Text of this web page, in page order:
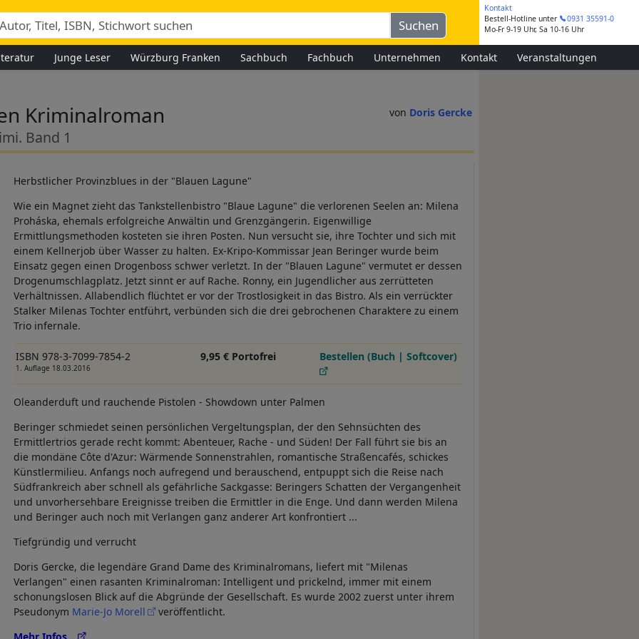
Kontakt
Bestell-Hotline unter
0931 35591-0
Mo-Fr 9-19 Uhr, Sa 10-16 Uhr
Junge Leser Würzburg Franken Sachbuch Fachbuch Unternehmen Kontakt Veranstaltungen
Doris Gercke
Kriminalroman
Band 1
Herbstlicher Provinzblues in der "Blauen Lagune"
Wie ein Magnet zieht das Tankstellenbistro "Blaue Lagune" die verlorenen Seelen an: Milena
Proháska, ehemals erfolgreiche Anwältin und Grenzgängerin. Eigenwillige
Ermittlungsmethoden kosteten sie ihren Posten. Nun versucht sie, ihre Tochter und sich mit
einem Kellnerjob über Wasser zu halten. Ex-Kripo-Kommissar Jean Beringer wurde beim
Einsatz gegen einen Drogenboss schwer verletzt. In der "Blauen Lagune" vermutet er dessen
Drogenumschlagplatz. Jetzt sinnt er auf Rache. Ronny, ein Jugendlicher aus zerrütteten
Verhältnissen. Allabendlich flüchtet er vor der Trostlosigkeit in das Bistro. Als ein verrückter
Stalker Milenas Tochter entführt, verbünden sich die drei gebrochenen Charaktere zu einem
Trio infernale.
ISBN 978-3-7099-7854-2
1. Auflage 18.03.2016
9,95 € Portofrei Bestellen (Buch | Softcover)
Oleanderduft und rauchende Pistolen - Showdown unter Palmen
Beringer schmiedet seinen persönlichen Vergeltungsplan, der den Sehnsüchten des
Ermittlertrios gerade recht kommt: Abenteuer, Rache - und Süden! Der Fall führt sie bis an
die mondäne Côte d'Azur: Wärmende Sonnenstrahlen, romantische Straßencafés, schickes
Künstlermilieu. Anfangs noch aufregend und berauschend, entpuppt sich die Reise nach
Südfrankreich aber schnell als gefährliche Sackgasse: Beringers Schatten der Vergangenheit
und unvorhersehbare Ereignisse treiben die Ermittler in die Enge. Und dann werden Milena
und Beringer auch noch mit Verlangen ganz anderer Art konfrontiert ...
Tiefgründig und verrucht
Doris Gercke, die legendäre Grand Dame des Kriminalromans, liefert mit "Milenas
Verlangen" einen rasanten Kriminalroman: Intelligent und prickelnd, immer mit einem
schonungslosen Blick auf die Abgründe der Gesellschaft. Es wurde 2002 zuerst unter ihrem
Pseudonym Marie-Jo Morell
veröffentlicht.